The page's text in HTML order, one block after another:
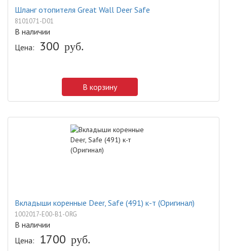
Шланг отопителя Great Wall Deer Safe
8101071-D01
В наличии
Цена:
300 руб.
В корзину
Вкладыши коренные Deer, Safe (491) к-т (Оригинал)
1002017-E00-B1-ORG
В наличии
Цена:
1700 руб.